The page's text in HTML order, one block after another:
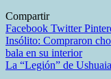
Compartir
Facebook Twitter
Navegación
de
Insólito: Compraron
bala en su interior
La “Legión” de